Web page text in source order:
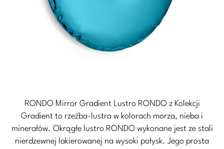
RONDO Mirror Gradient Lustro RONDO z Kolekcji
Gradient to rzeźba-lustra w kolorach morza, nieba i
minerałów. Okrągłe lustro RONDO wykonane jest ze stali
nierdzewnej lakierowanej na wysoki połysk. Jego prosta